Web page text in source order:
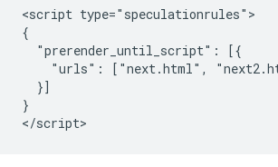
<script type="speculationrules">
{
  "prerender_until_script": [{
"urls": ["next.html",
  }]
}